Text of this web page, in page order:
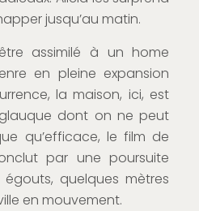
jusqu’au matin.
assimilé à un home
en pleine expansion
la maison, ici, est
dont on ne peut
qu’efficace, le film de
par une poursuite
quelques mètres
en mouvement.